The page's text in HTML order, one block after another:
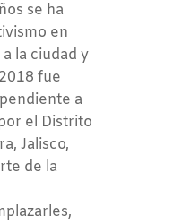
se ha
en
la ciudad y
fue
a
el Distrito
Jalisco,
de la